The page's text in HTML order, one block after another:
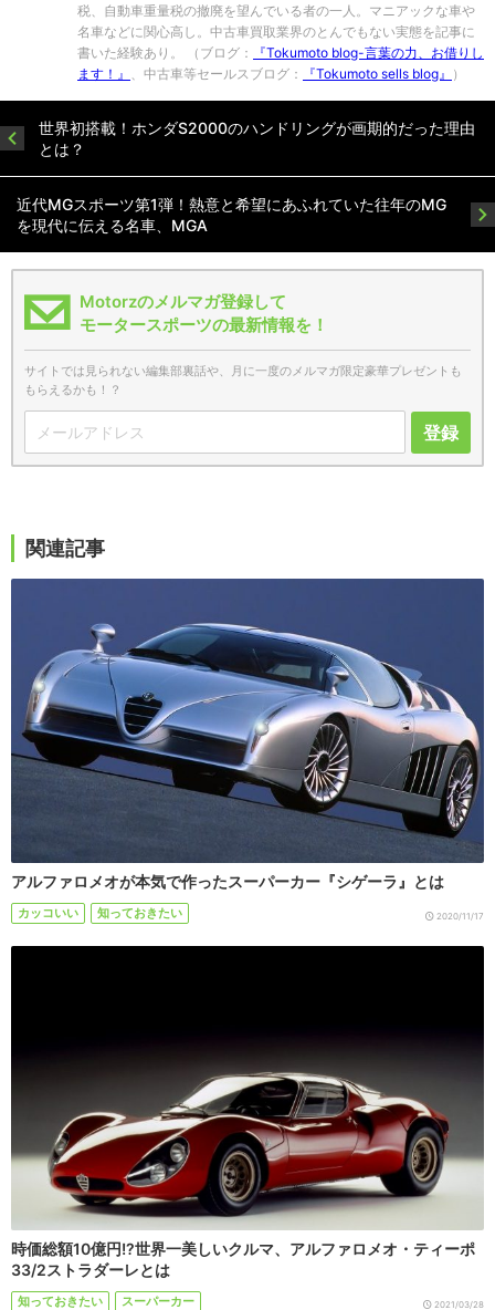
税、自動車重量税の撤廃を望んでいる者の一人。マニアックな車や
名車などに関心高し。中古車買取業界のとんでもない実態を記事に
書いた経験あり。 （ブログ：
『Tokumoto blog-言葉の力、お借りし
ます！』 、中古車等セールスブログ： 『Tokumoto sells blog』 ）
世界初搭載！ホンダS2000のハンドリングが画期的だった理由
とは？
近代MGスポーツ第1弾！熱意と希望にあふれていた往年のMG
を現代に伝える名車、MGA
Motorzのメルマガ登録して
モータースポーツの最新情報を！
サイトでは見られない編集部裏話や、月に一度のメルマガ限定豪華プレゼントも
もらえるかも！？
登録
関連記事
アルファロメオが本気で作ったスーパーカー『シゲーラ』とは
カッコいい 知っておきたい 2020/11/17
時価総額10億円!?世界一美しいクルマ、アルファロメオ・ティーポ
33/2ストラダーレとは
知っておきたい スーパーカー 2021/03/28